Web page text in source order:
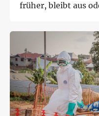
früher, bleibt aus